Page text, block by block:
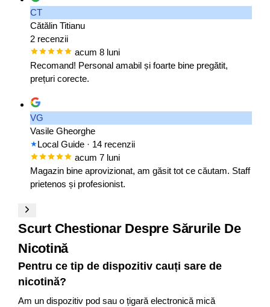
CT
Cătălin Titianu
2 recenzii
acum 8 luni
Recomand! Personal amabil și foarte bine pregătit,
prețuri corecte.
VG
Vasile Gheorghe
Local Guide · 14 recenzii
acum 7 luni
Magazin bine aprovizionat, am găsit tot ce căutam. Staff
prietenos și profesionist.
Scurt Chestionar Despre Sărurile De
Nicotină
Pentru ce tip de dispozitiv cauți sare de
nicotină?
Am un dispozitiv pod sau o țigară electronică mică